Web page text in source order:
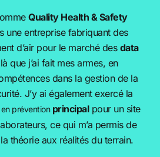
Quality Health & Safety
une entreprise fabriquant des
d’air pour le marché des data
là que j’ai fait mes armes, en
dans la gestion de la
J’y ai également exercé la
préventionprincipalpour un site
ce qui m’a permis de
théorie aux réalités du terrain.